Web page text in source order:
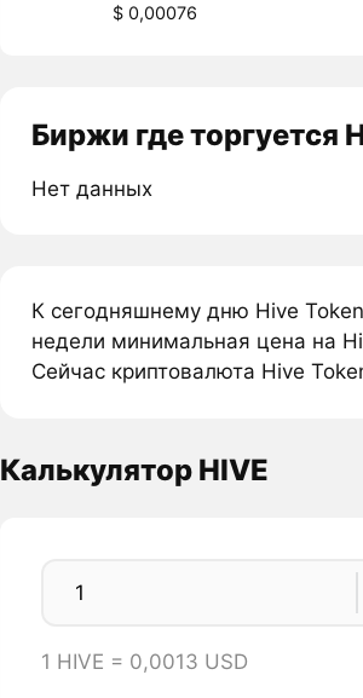
$ 0,00076
Биржи где торгуется
Нет данных
К сегодняшнему дню Hive
недели минимальная цена на
Сейчас криптовалюта Hive
Калькулятор HIVE
1 HIVE = 0,0013 USD